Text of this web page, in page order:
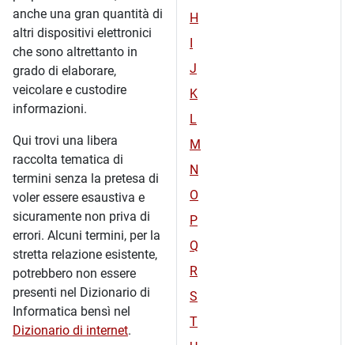
H
J
K
L
M
N
O
P
Q
R
S
T
anche una gran quantità di
altri dispositivi elettronici
che sono altrettanto in
grado di elaborare,
veicolare e custodire
informazioni.
Qui trovi una libera
raccolta tematica di
termini senza la pretesa di
voler essere esaustiva e
sicuramente non priva di
errori. Alcuni termini, per la
stretta relazione esistente,
potrebbero non essere
presenti nel Dizionario di
Informatica bensì nel
Dizionario di internet.